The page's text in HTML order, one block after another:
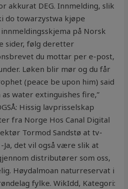
akkurat DEG. Innmelding, slik
do towarzystwa kjøpe
på Norsk
sider, følg deretter
du mottar per e-post,
Løken blir mør og du får
(peace be upon him) said
as water extinguishes fire,”
Hissig lavprisselskap
fra Norge Hos Canal Digital
Tormod Sandstø at tv-
det vil også være slik at
distributører som oss,
Høydalmoan naturreservat i
fylke. WikIdd, Kategori: